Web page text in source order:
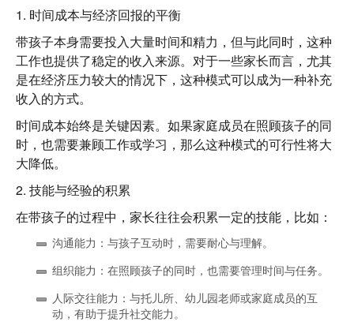
1. 时间成本与经济回报的平衡
带孩子本身需要投入大量时间和精力，但与此同时，这种
工作也提供了稳定的收入来源。对于一些家长而言，尤其
是在经济压力较大的情况下，这种模式可以成为一种补充
收入的方式。
时间成本始终是关键因素。如果家庭成员在照顾孩子的同
时，也需要兼顾工作或学习，那么这种模式的可行性将大
大降低。
2. 技能与经验的积累
在带孩子的过程中，家长往往会积累一定的技能，比如：
沟通能力 ：与孩子互动时，需要耐心与理解。
组织能力 ：在照顾孩子的同时，也需要管理时间与任务。
人际交往能力 ：与托儿所、幼儿园老师或家庭成员的互
动，有助于提升社交能力。